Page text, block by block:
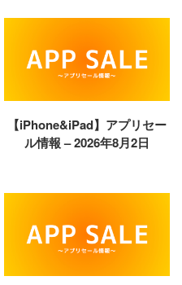
【iPhone&iPad】アプリセー
ル情報 – 2026年8月2日